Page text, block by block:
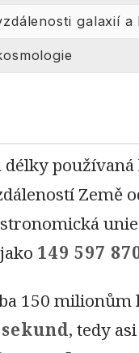
galaxií a
délky
Země
149 597
150
, tedy